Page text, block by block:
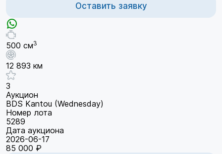
Оставить заявку
500 см3
12 893 км
3
Аукцион
BDS Kantou (Wednesday)
Номер лота
5289
Дата аукциона
2026-06-17
85 000 ₽